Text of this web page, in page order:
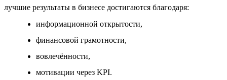
лучшие результаты в бизнесе достигаются благодаря:
информационной открытости,
финансовой грамотности,
вовлечённости,
мотивации через KPI.